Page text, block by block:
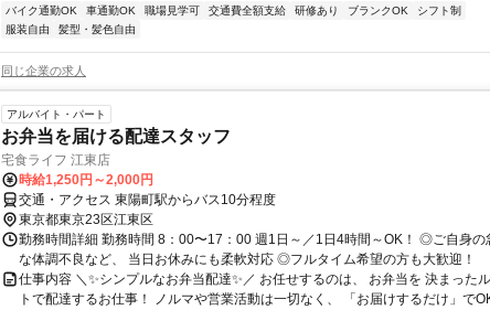
バイク通勤OK 車通勤OK 職場見学可 交通費全額支給 研修あり ブランクOK
シフト制
服装自由
髪型・髪色自由
同じ企業の求人
アルバイト・パート
お弁当を届ける配達スタッフ
宅食ライフ 江東店
時給1,250円～2,000円
交通・アクセス 東陽町駅からバス10分程度
東京都東京23区江東区
勤務時間詳細 勤務時間 8：00〜17：00 週1日～／1日4時間～OK！ ◎ご自身の
な体調不良など、 当日お休みにも柔軟対応 ◎フルタイム希望の方も大歓迎！
仕事内容 ＼✨シンプルなお弁当配達✨／ お任せするのは、 お弁当を 決まった
トで配達するお仕事！ ノルマや営業活動は一切なく、 「お届けするだけ」で